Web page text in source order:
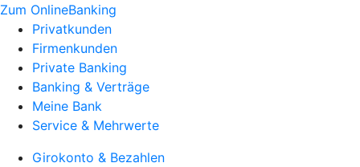
Zum OnlineBanking
Privatkunden
Firmenkunden
Private Banking
Banking & Verträge
Meine Bank
Service & Mehrwerte
Girokonto & Bezahlen